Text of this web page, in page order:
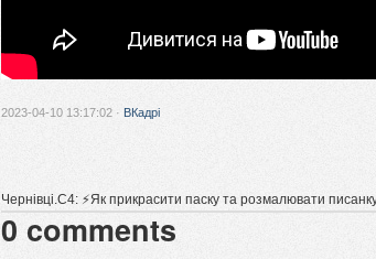
2023-04-10 13:17:02 · ВКадрі
Чернівці.C4: ⚡️Як прикрасити паску та розмалювати
0 comments